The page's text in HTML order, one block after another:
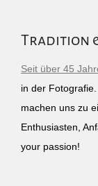
Tradition
Seit über 45
in der
machen uns zu
Enthusiasten,
your passion!